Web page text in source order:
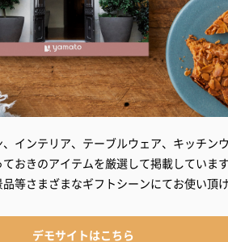
インテリア、テーブルウェア、キッチン
おきのアイテムを厳選して掲載していま
等さまざまなギフトシーンにてお使い頂
デモサイトはこちら